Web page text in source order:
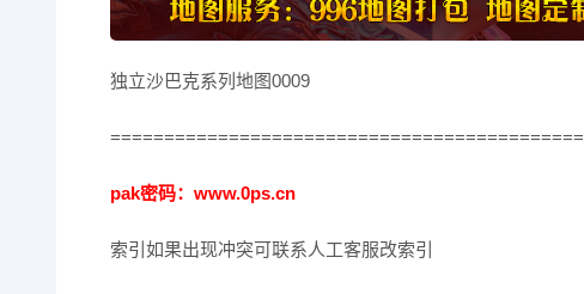
独立沙巴克系列地图0009
============================================
pak密码：www.0ps.cn
索引如果出现冲突可联系人工客服改索引